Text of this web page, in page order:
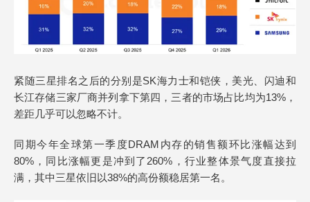
紧随三星排名之后的分别是SK海力士和铠侠，美光、闪迪和
长江存储三家厂商并列拿下第四，三者的市场占比均为13%，
差距几乎可以忽略不计。
同期今年全球第一季度DRAM内存的销售额环比涨幅达到
80%，同比涨幅更是冲到了260%，行业整体景气度直接拉
满，其中三星依旧以38%的高份额稳居第一名。